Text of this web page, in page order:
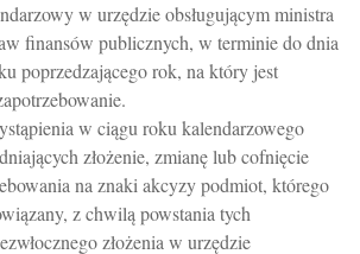
w urzędzie obsługującym ministra
finansów publicznych, w terminie do dnia
poprzedzającego rok, na który jest
w ciągu roku kalendarzowego
złożenie, zmianę lub cofnięcie
na znaki akcyzy podmiot, którego
z chwilą powstania tych
złożenia w urzędzie